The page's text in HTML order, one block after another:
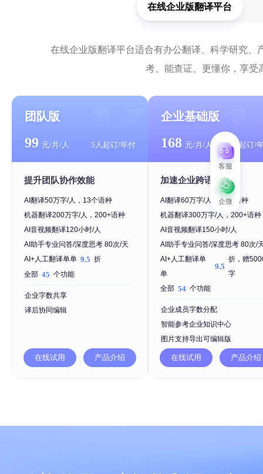
在线企业版翻译平台
在线企业版翻译平台适合有办公翻译、科学研究
考、能查证、更懂你，享受
团队版
99 元/月/人 5人起订/年付
提升团队协作效能
AI翻译50万字/人，13个语种
机器翻译200万字/人，200+语种
AI音视频翻译120小时/人
AI助手专业问答/深度思考 80次/天
AI+人工翻译单单 9.5 折
全部 45 个功能
企业字数共享
译后协同编辑
在线试用 产品介绍
企业基础版
168 元/月/人 10人起订/
加速企业跨语言交流
AI翻译60万字/人，13个语种
机器翻译300万字/人，200+语种
AI音视频翻译150小时/人
AI助手专业问答/深度思考 80次/
AI+人工翻译单
单
9.5
折，赠
字
全部 54 个功能
企业成员字数分配
智能参考企业知识中心
图片支持导出可编辑版
在线试用 产品介绍
客服
企微